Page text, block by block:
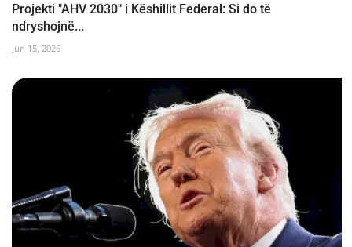
Projekti "AHV 2030" i Këshillit Federal: Si do të
ndryshojnë...
Jun 15, 2026